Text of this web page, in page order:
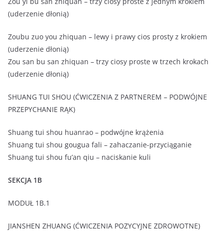
(uderzenie dłonią)
Zoubu zuo you zhiquan – lewy i prawy cios prosty z krokiem
(uderzenie dłonią)
Zou san bu san zhiquan – trzy ciosy proste w trzech krokach
(uderzenie dłonią)
SHUANG TUI SHOU (ĆWICZENIA Z PARTNEREM – PODWÓJNE
PRZEPYCHANIE RĄK)
Shuang tui shou huanrao – podwójne krążenia
Shuang tui shou gougua fali – zahaczanie-przyciąganie
Shuang tui shou fu’an qiu – naciskanie kuli
SEKCJA 1B
MODUŁ 1B.1
JIANSHEN ZHUANG (ĆWICZENIA POZYCYJNE ZDROWOTNE)